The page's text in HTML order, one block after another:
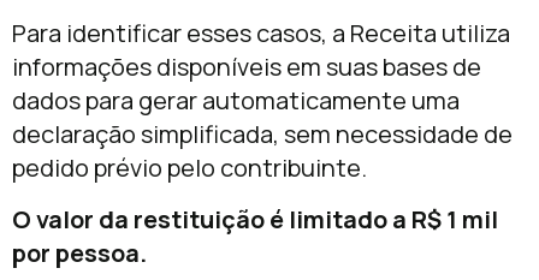
Para identificar esses casos, a Receita utiliza
informações disponíveis em suas bases de
dados para gerar automaticamente uma
declaração simplificada, sem necessidade de
pedido prévio pelo contribuinte.
O valor da restituição é limitado a R$ 1 mil
por pessoa.